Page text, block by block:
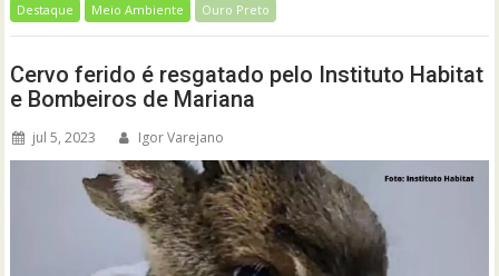
Destaque Meio Ambiente Ouro Preto
Cervo ferido é resgatado pelo Instituto Habitat
e Bombeiros de Mariana
jul 5, 2023 Igor Varejano